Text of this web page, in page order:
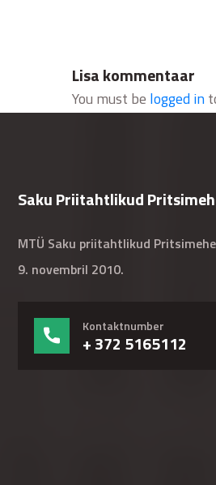
Lisa kommentaar
You must be logged in
Saku Priitahtlikud
MTÜ Saku priitahtlikud
9. novembril 2010.
Kontaktnumber
+ 372 5165112